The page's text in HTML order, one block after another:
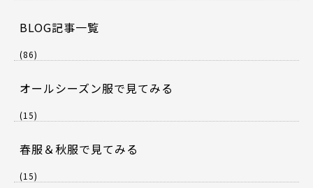
BLOG記事一覧
(86)
オールシーズン服で見てみる
(15)
春服＆秋服で見てみる
(15)